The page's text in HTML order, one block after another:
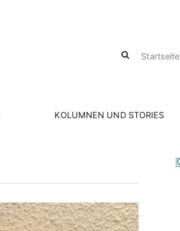
Startseite
KOLUMNEN UND STORIES